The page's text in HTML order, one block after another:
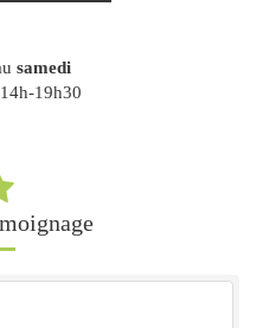
samedi
19h30